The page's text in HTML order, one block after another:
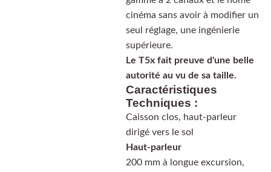
cinéma sans avoir à modifier un
seul réglage, une ingénierie
supérieure.
Le T5x fait preuve d'une belle
autorité au vu de sa taille.
Caractéristiques
Techniques :
Caisson clos, haut-parleur
dirigé vers le sol
Haut-parleur
200 mm à longue excursion,